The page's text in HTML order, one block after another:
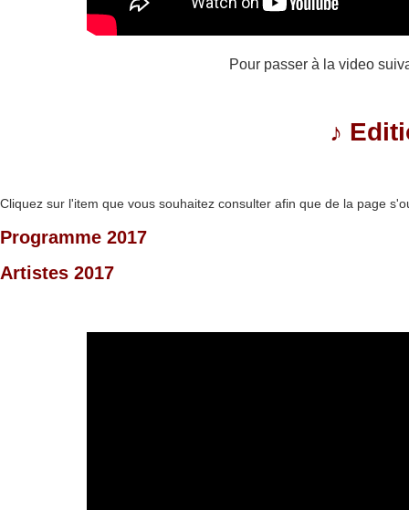
Pour passer à la video
♪
Cliquez sur l'item que vous souhaitez consulter afin que de la page
Programme 2017
Artistes 2017